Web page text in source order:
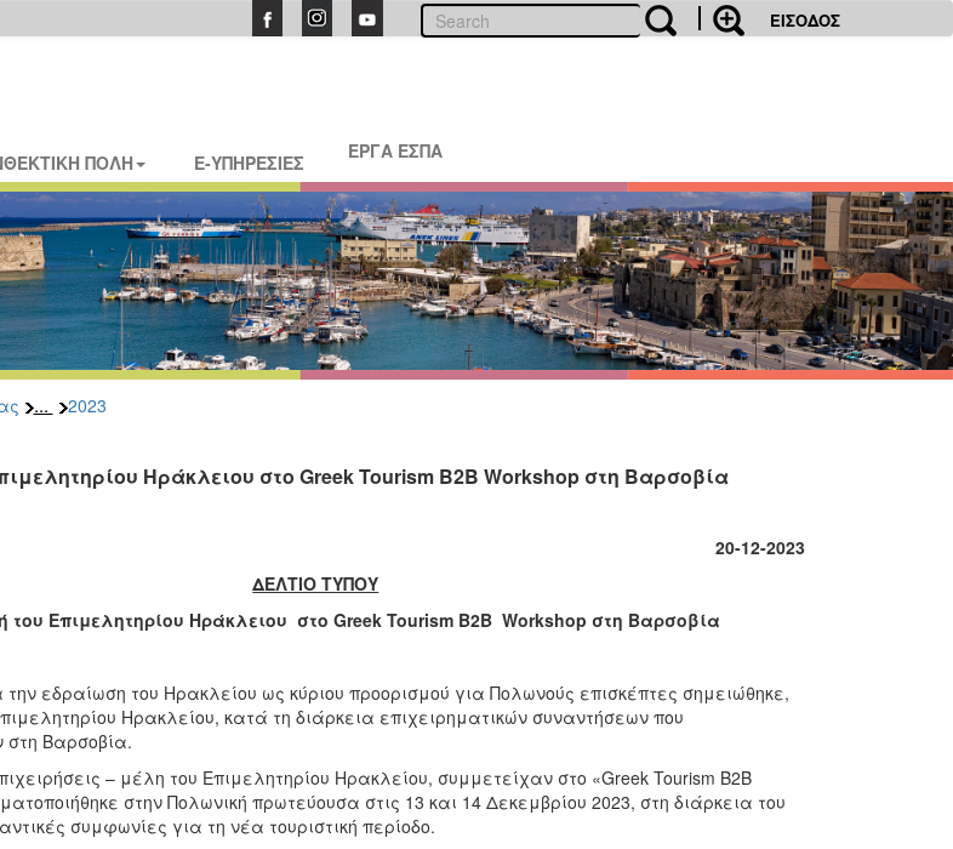
ΕΙΣΟΔΟΣ
ΠΟΛΗ E-ΥΠΗΡΕΣΙΕΣ ΕΡΓΑ ΕΣΠΑ
... 2023
Ηράκλειου στο Greek Tourism B2B Workshop στη Βαρσοβία
20-12-2023
ΔΕΛΤΙΟ ΤΥΠΟΥ
του Επιμελητηρίου Ηράκλειου στο Greek Tourism B2B Workshop στη Βαρσοβία
εδραίωση του Ηρακλείου ως κύριου προορισμού για Πολωνούς επισκέπτες σημειώθηκε,
Ηρακλείου, κατά τη διάρκεια επιχειρηματικών συναντήσεων που
στη Βαρσοβία.
– μέλη του Επιμελητηρίου Ηρακλείου, συμμετείχαν στο «Greek Tourism B2B
στην Πολωνική πρωτεύουσα στις 13 και 14 Δεκεμβρίου 2023, στη διάρκεια του
συμφωνίες για τη νέα τουριστική περίοδο.